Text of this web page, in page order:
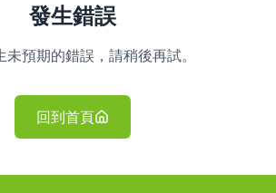
發生錯誤
未預期的錯誤，請稍後再試。
回到首頁